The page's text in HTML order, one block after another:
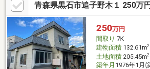
青森県黒石市追子野木１ 250万
250万円
間取り 7K
建物面積132.61m2
土地面積205.45m2
築年月 1976年1月(